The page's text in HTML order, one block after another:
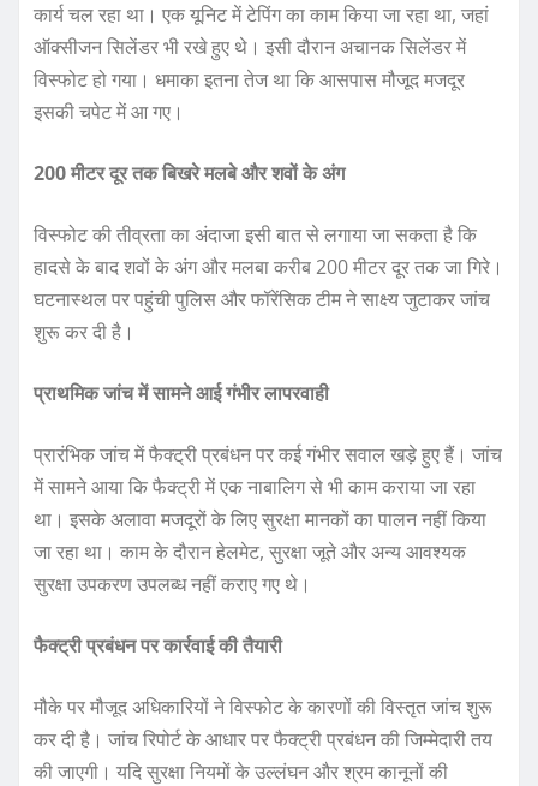
कार्य चल रहा था। एक यूनिट में टेपिंग का काम किया जा रहा था, जहां
ऑक्सीजन सिलेंडर भी रखे हुए थे। इसी दौरान अचानक सिलेंडर में
विस्फोट हो गया। धमाका इतना तेज था कि आसपास मौजूद मजदूर
इसकी चपेट में आ गए।
200 मीटर दूर तक बिखरे मलबे और शवों के अंग
विस्फोट की तीव्रता का अंदाजा इसी बात से लगाया जा सकता है कि
हादसे के बाद शवों के अंग और मलबा करीब 200 मीटर दूर तक जा गिरे।
घटनास्थल पर पहुंची पुलिस और फॉरेंसिक टीम ने साक्ष्य जुटाकर जांच
शुरू कर दी है।
प्राथमिक जांच में सामने आई गंभीर लापरवाही
प्रारंभिक जांच में फैक्ट्री प्रबंधन पर कई गंभीर सवाल खड़े हुए हैं। जांच
में सामने आया कि फैक्ट्री में एक नाबालिग से भी काम कराया जा रहा
था। इसके अलावा मजदूरों के लिए सुरक्षा मानकों का पालन नहीं किया
जा रहा था। काम के दौरान हेलमेट, सुरक्षा जूते और अन्य आवश्यक
सुरक्षा उपकरण उपलब्ध नहीं कराए गए थे।
फैक्ट्री प्रबंधन पर कार्रवाई की तैयारी
मौके पर मौजूद अधिकारियों ने विस्फोट के कारणों की विस्तृत जांच शुरू
कर दी है। जांच रिपोर्ट के आधार पर फैक्ट्री प्रबंधन की जिम्मेदारी तय
की जाएगी। यदि सुरक्षा नियमों के उल्लंघन और श्रम कानूनों की